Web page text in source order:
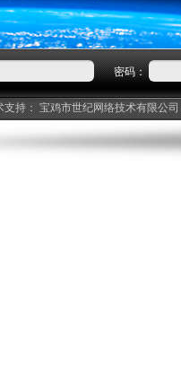
密码：
支持： 宝鸡市世纪网络技术有限公司